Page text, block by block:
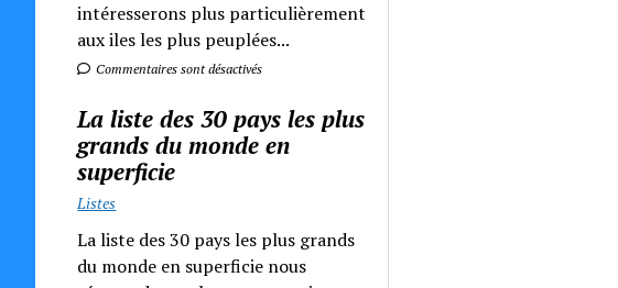
intéresserons plus particulièrement
aux iles les plus peuplées...
Commentaires sont désactivés
La liste des 30 pays les plus
grands du monde en
superficie
Listes
La liste des 30 pays les plus grands
du monde en superficie nous